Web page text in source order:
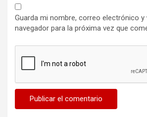
Guarda mi nombre, correo electrónico y
navegador para la próxima vez que